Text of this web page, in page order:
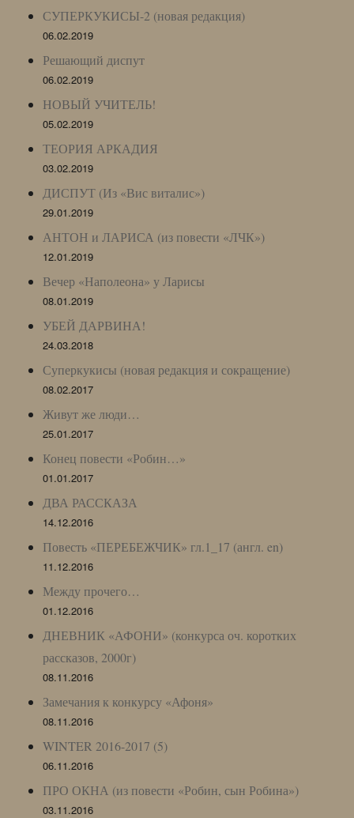
СУПЕРКУКИСЫ-2 (новая редакция)
06.02.2019
Решающий диспут
06.02.2019
НОВЫЙ УЧИТЕЛЬ!
05.02.2019
ТЕОРИЯ АРКАДИЯ
03.02.2019
ДИСПУТ (Из «Вис виталис»)
29.01.2019
АНТОН и ЛАРИСА (из повести «ЛЧК»)
12.01.2019
Вечер «Наполеона» у Ларисы
08.01.2019
УБЕЙ ДАРВИНА!
24.03.2018
Суперкукисы (новая редакция и сокращение)
08.02.2017
Живут же люди…
25.01.2017
Конец повести «Робин…»
01.01.2017
ДВА РАССКАЗА
14.12.2016
Повесть «ПЕРЕБЕЖЧИК» гл.1_17 (англ. en)
11.12.2016
Между прочего…
01.12.2016
ДНЕВНИК «АФОНИ» (конкурса оч. коротких
рассказов, 2000г)
08.11.2016
Замечания к конкурсу «Афоня»
08.11.2016
WINTER 2016-2017 (5)
06.11.2016
ПРО ОКНА (из повести «Робин, сын Робина»)
03.11.2016